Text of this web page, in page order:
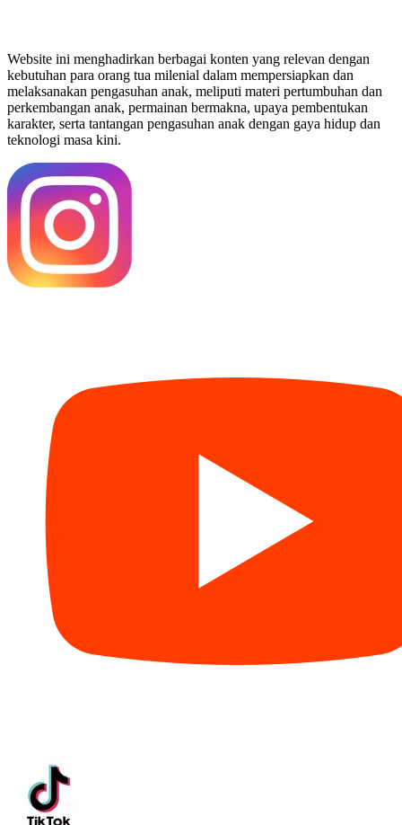
Website ini menghadirkan berbagai konten yang relevan dengan
kebutuhan para orang tua milenial dalam mempersiapkan dan
melaksanakan pengasuhan anak, meliputi materi pertumbuhan dan
perkembangan anak, permainan bermakna, upaya pembentukan
karakter, serta tantangan pengasuhan anak dengan gaya hidup dan
teknologi masa kini.